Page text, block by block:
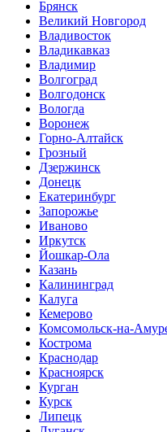
Брянск
Великий Новгород
Владивосток
Владикавказ
Владимир
Волгоград
Волгодонск
Вологда
Воронеж
Горно-Алтайск
Грозный
Дзержинск
Донецк
Екатеринбург
Запорожье
Иваново
Иркутск
Йошкар-Ола
Казань
Калининград
Калуга
Кемерово
Комсомольск-на-
Кострома
Краснодар
Красноярск
Курган
Курск
Липецк